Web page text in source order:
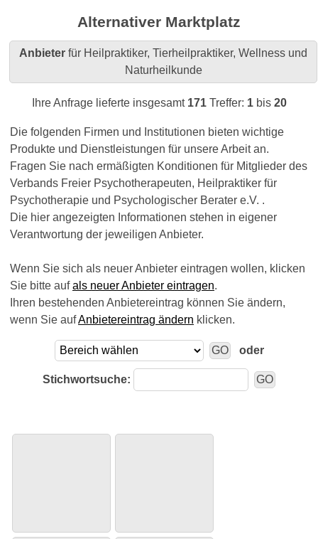
Alternativer Marktplatz
Anbieter für Heilpraktiker, Tierheilpraktiker, Wellness und
Naturheilkunde
Ihre Anfrage lieferte insgesamt 171Treffer: 1bis 20
Die folgenden Firmen und Institutionen bieten wichtige
Produkte und Dienstleistungen für unsere Arbeit an.
Fragen Sie nach ermäßigten Konditionen für Mitglieder des
Verbands Freier Psychotherapeuten, Heilpraktiker für
Psychotherapie und Psychologischer Berater e.V. .
Die hier angezeigten Informationen stehen in eigener
Verantwortung der jeweiligen Anbieter.
Wenn Sie sich als neuer Anbieter eintragen wollen, klicken
Sie bitte aufals neuer Anbieter eintragen.
Ihren bestehenden Anbietereintrag können Sie ändern,
wenn Sie aufAnbietereintrag ändern klicken.
oder
Stichwortsuche: